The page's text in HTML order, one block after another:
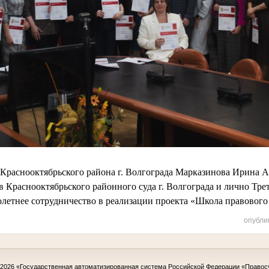
района г. Волгограда Марказинова Ирина
Краснооктябрьского районного суда г. Волгограда и лично
сотрудничество в реализации проекта «Школа
«Государственная автоматизированная система Российской Федерации